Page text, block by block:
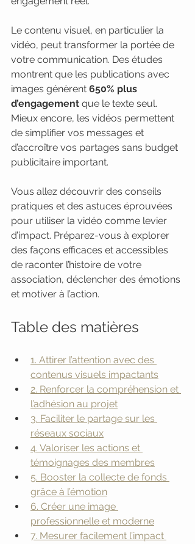
Le contenu visuel, en particulier la
vidéo, peut transformer la portée de
votre communication. Des études
montrent que les publications avec
images génèrent 650% plus
d’engagement que le texte seul.
Mieux encore, les vidéos permettent
de simplifier vos messages et
d’accroître vos partages sans budget
publicitaire important.
Vous allez découvrir des conseils
pratiques et des astuces éprouvées
pour utiliser la vidéo comme levier
d’impact. Préparez-vous à explorer
des façons efficaces et accessibles
de raconter l’histoire de votre
association, déclencher des émotions
et motiver à l’action.
Table des matières
1. Attirer l’attention avec des
contenus visuels impactants
2. Renforcer la compréhension et
l’adhésion au projet
3. Faciliter le partage sur les
réseaux sociaux
4. Valoriser les actions et
témoignages des membres
5. Booster la collecte de fonds
grâce à l’émotion
6. Créer une image
professionnelle et moderne
7. Mesurer facilement l’impact